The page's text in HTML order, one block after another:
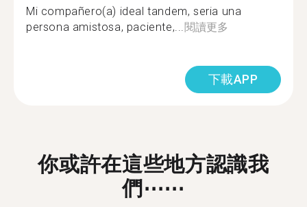
Mi compañero(a) ideal tandem, seria una
persona amistosa, paciente,...閱讀更多
下載APP
你或許在這些地方認識我
們⋯⋯